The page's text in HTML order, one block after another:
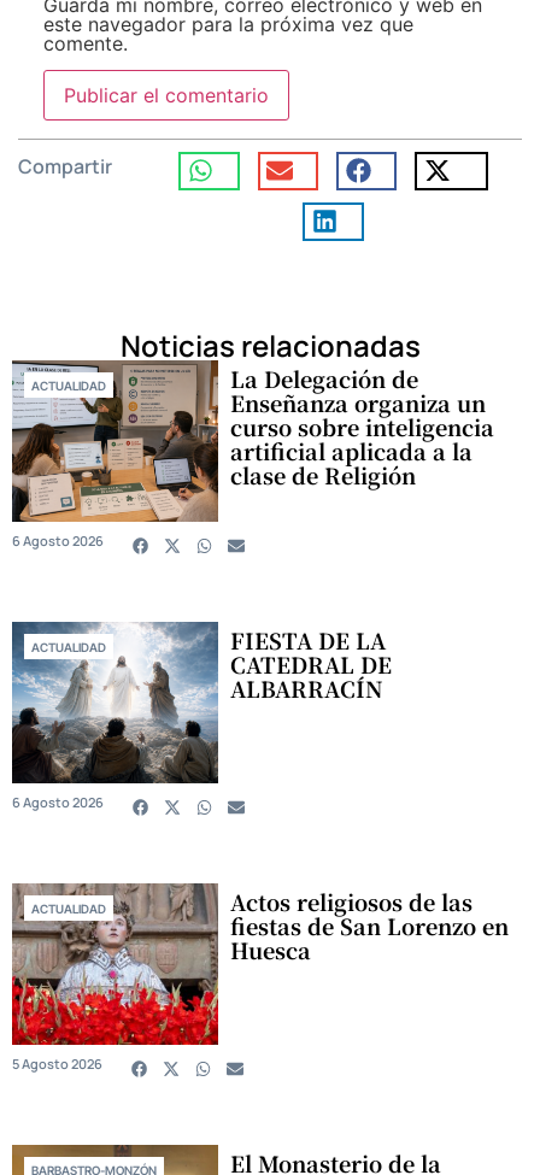
este navegador para la próxima vez que
comente.
Compartir
Noticias relacionadas
ACTUALIDAD La Delegación de
Enseñanza organiza un
curso sobre inteligencia
artificial aplicada a la
clase de Religión
6 Agosto 2026
ACTUALIDAD FIESTA DE LA
CATEDRAL DE
ALBARRACÍN
6 Agosto 2026
ACTUALIDAD Actos religiosos de las
fiestas de San Lorenzo en
Huesca
5 Agosto 2026
BARBASTRO-MONZÓN El Monasterio de la